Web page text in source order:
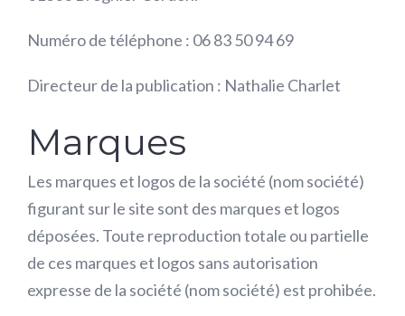
Numéro de téléphone : 06 83 50 94 69
Directeur de la publication : Nathalie Charlet
Marques
Les marques et logos de la société (nom société)
figurant sur le site sont des marques et logos
déposées. Toute reproduction totale ou partielle
de ces marques et logos sans autorisation
expresse de la société (nom société) est prohibée.